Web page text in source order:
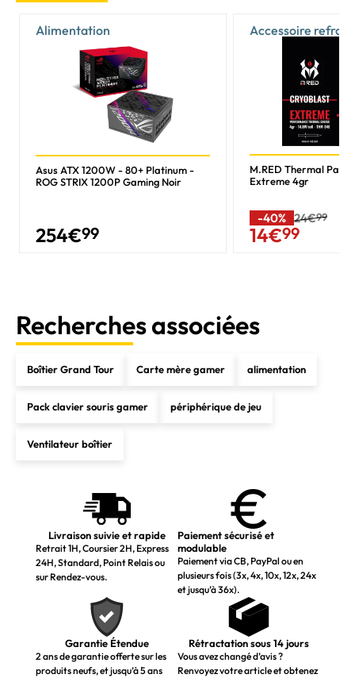
Alimentation
Asus ATX 1200W - 80+ Platinum -
ROG STRIX 1200P Gaming Noir
254€99
Accessoire
M.RED Thermal Paste
Extreme 4gr
-40% 24€99
14€99
Recherches associées
Boîtier Grand Tour Carte mère gamer alimentation
Pack clavier souris gamer périphérique de jeu
Ventilateur boîtier
Livraison suivie et rapide
Retrait 1H, Coursier 2H, Express
24H, Standard, Point Relais ou
sur Rendez-vous.
Paiement sécurisé et
modulable
Paiement via CB, PayPal ou en
plusieurs fois (3x, 4x, 10x, 12x, 24x
et jusqu’à 36x).
Garantie Étendue
2 ans de garantie offerte sur les
produits neufs, et jusqu’à 5 ans
Rétractation sous 14 jours
Vous avez changé d’avis ?
Renvoyez votre article et obtenez